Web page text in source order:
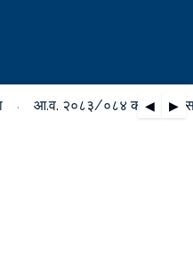
◀ ▶
आ.व. २०८३/०८४ को पदपूर्ति